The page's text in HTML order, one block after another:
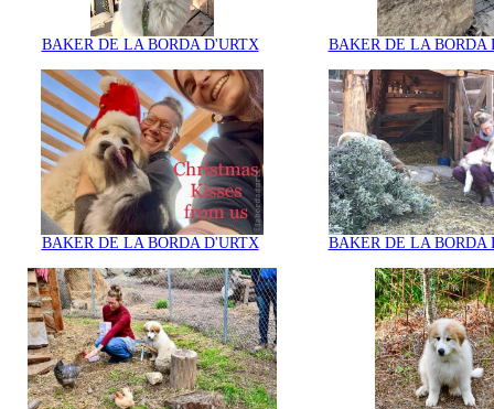
BAKER DE LA BORDA D'URTX BAKER DE LA BORDA
BAKER DE LA BORDA D'URTX BAKER DE LA BORDA